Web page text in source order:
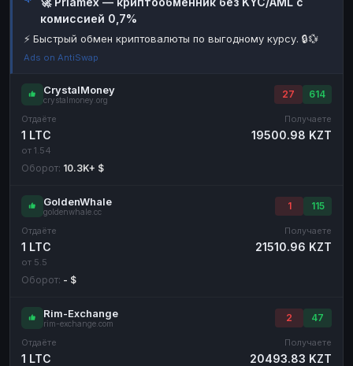
Наличные
Наличные USD Наличные USD
комиссией 0,7%
⚡ Быстрый обмен криптовалюты по выгодному курсу. 🔒💱
Ads on AntiSwap
CrystalMoney
crystalmoney.org
27 614
Отдаёте
1 LTC
от 1.54
Получаете
19500.98 KZT
Оборот: 10.3K+ $
GoldenWhale
goldenwhale.cc
1 115
Отдаёте
1 LTC
от 5.5
Получаете
21510.96 KZT
Оборот: - $
Rim-Exchange
rim-exchange.com
2 47
Отдаёте
1 LTC
Получаете
20493.83 KZT